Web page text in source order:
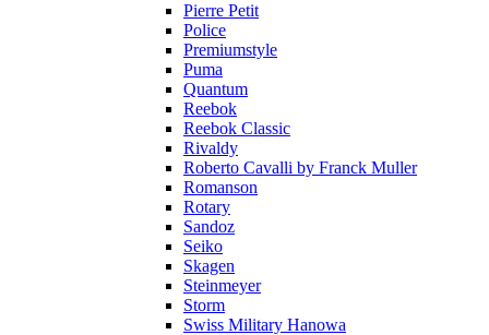
Pierre Petit
Police
Premiumstyle
Puma
Quantum
Reebok
Reebok Classic
Rivaldy
Roberto Cavalli by Franck Muller
Romanson
Rotary
Sandoz
Seiko
Skagen
Steinmeyer
Storm
Swiss Military Hanowa